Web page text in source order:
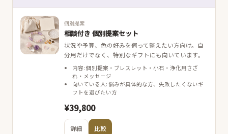
個別提案
相談付き 個別提案セット
状況や予算、色の好みを伺って整えたい方向け。自
分用だけでなく、特別なギフトにも向いています。
内容: 個別提案・ブレスレット・小石・浄化用さざ
れ・メッセージ
向いている人: 悩みが具体的な方、失敗したくないギ
フトを選びたい方
¥39,800
詳細 比較